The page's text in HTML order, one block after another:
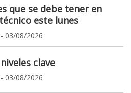
que se debe tener en
este lunes
- 03/08/2026
clave
- 03/08/2026